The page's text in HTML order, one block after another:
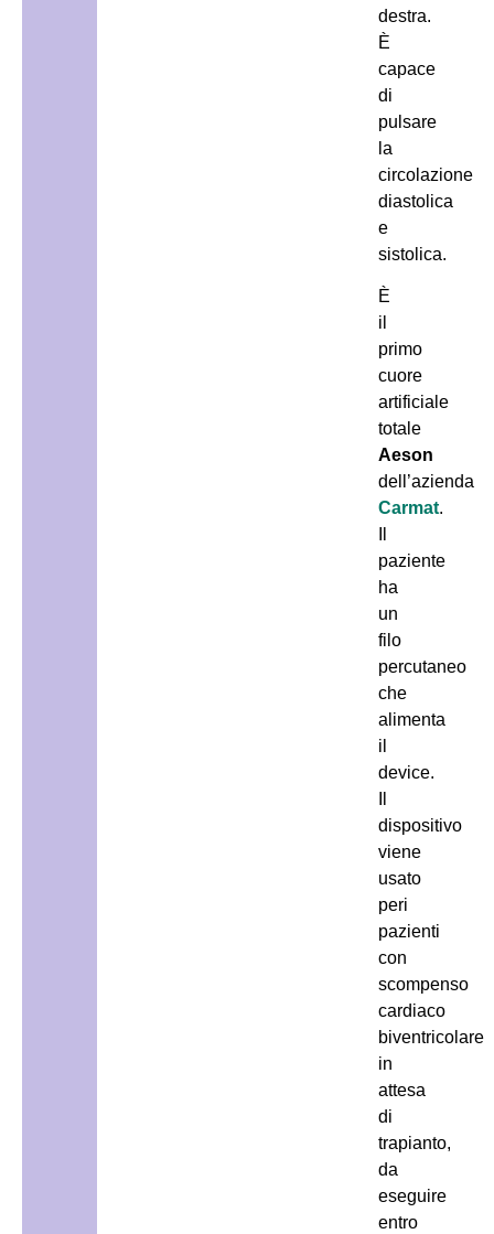
destra.
È
capace
di
pulsare
la
circolazione
diastolica
e
sistolica.
È
il
primo
cuore
artificiale
totale
Aeson
dell’azienda
Carmat.
paziente
ha
un
filo
percutaneo
che
alimenta
il
device.
dispositivo
viene
usato
peri
pazienti
con
scompenso
cardiaco
biventricolare
in
attesa
di
trapianto,
da
eseguire
entro